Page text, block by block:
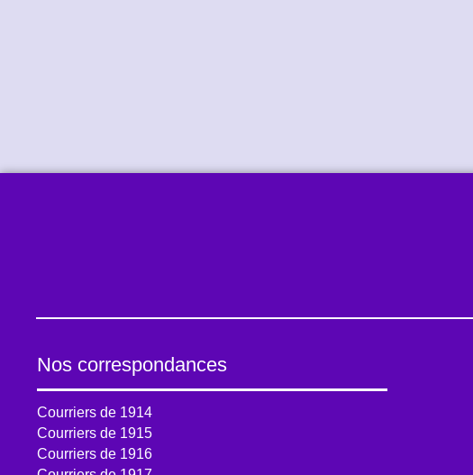
Nos correspondances
Courriers de 1914
Courriers de 1915
Courriers de 1916